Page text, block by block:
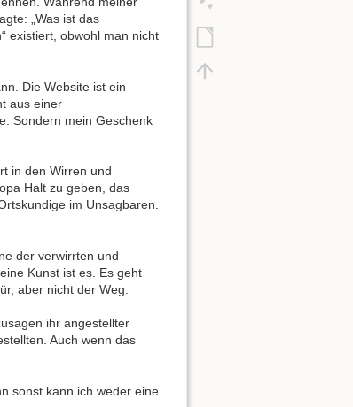
„Was ist das
existiert, obwohl man nicht
Die Website ist ein
aus einer
Sondern mein Geschenk
in den Wirren und
Halt zu geben, das
im Unsagbaren.
der verwirrten und
Kunst ist es. Es geht
aber nicht der Weg.
ihr angestellter
Auch wenn das
sonst kann ich weder eine